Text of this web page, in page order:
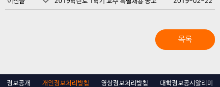
목록
정보공개 개인정보처리방침 영상정보처리방침 대학정보공시알리미